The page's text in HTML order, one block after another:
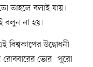
তাহলে বলাই যায়।
বলুন না হয়।
উদ্বোধনী
ভোর। পুরো